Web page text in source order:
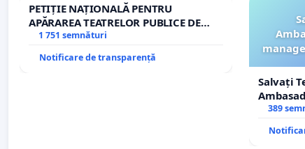
PETIȚIE NAȚIONALĂ PENTRU
APĂRAREA TEATRELOR PUBLICE DE
REPERTORIU DIN ROMÂNIA
1 751 semnături
Notificare de transparență
Salvați
389